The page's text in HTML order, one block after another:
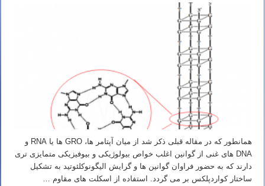
همانطور که در مقاله قبلی ذکر شد از میان آپتامر ها، GRO ها یا RNA و
DNA های غنی از گوانین اغلب خواص بیولوژیکی و بیوفیزیکی متمایزی تری
دارند که به حضور فراوان گوانین ها و گرایش الیگونوکلئوتید به تشکیل
ساختار کواردپلکس بر می گردد. استفاده از اسکلت های مقاوم …